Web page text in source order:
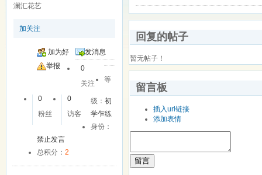
澜汇花艺
加关注
加为好
友
发消息
举报
0
关注
0
粉丝
0
访客
等
级：初
学乍练
身份：
禁止发言
总积分： 2
回复的帖子
暂无帖子！
留言板
插入url链接
添加表情
留言